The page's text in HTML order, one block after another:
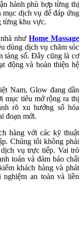
hành phù hợp từng thị
dịch vụ để đáp ứng
từng khu vực.
như Home Massage
dùng dịch vụ chăm sóc
tảng số. Đây cũng là cơ
động và hoàn thiện hệ
Nam, Glow đang dần
mục tiêu mở rộng ra thị
rõ xu hướng số hóa
đoạn mới.
hàng với các kỹ thuật
Chúng tôi không phải
vụ trực tiếp. Vai trò
toán và đảm bảo chất
khách hàng và phát
an toàn và liền